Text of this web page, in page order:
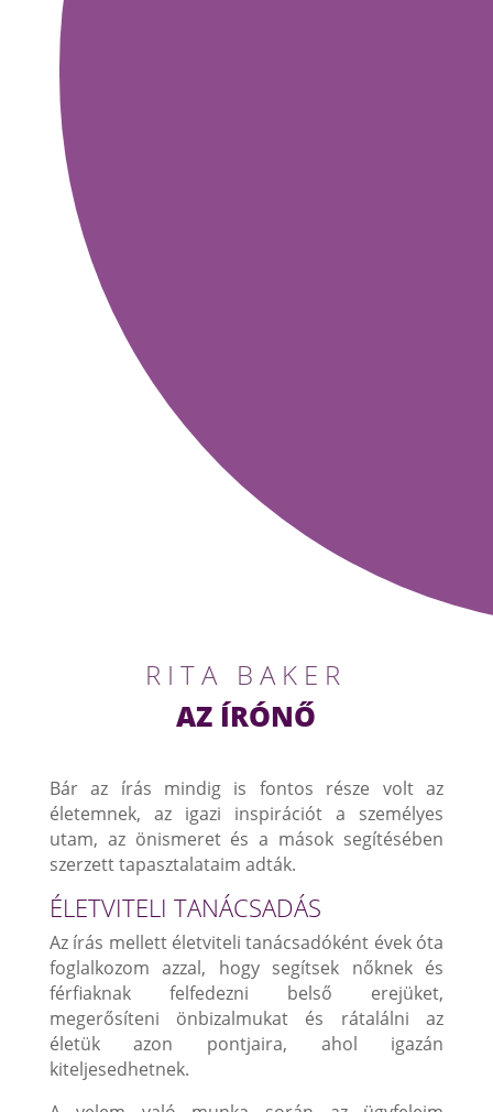
RITA BAKER
AZ ÍRÓNŐ
Bár az írás mindig is fontos része volt az
életemnek, az igazi inspirációt a személyes
utam, az önismeret és a mások segítésében
szerzett tapasztalataim adták.
ÉLETVITELI TANÁCSADÁS
Az írás mellett életviteli tanácsadóként évek óta
foglalkozom azzal, hogy segítsek nőknek és
férfiaknak felfedezni belső erejüket,
megerősíteni önbizalmukat és rátalálni az
életük azon pontjaira, ahol igazán
kiteljesedhetnek.